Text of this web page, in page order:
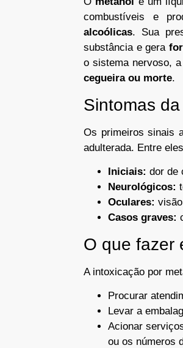
combustíveis e
alcoólicas. Sua
substância e gera
o sistema nervoso,
cegueira ou morte.
Sintomas
Os primeiros sinais
adulterada. Entre
Iniciais: dor de
Neurológicos:
Oculares:
Casos graves:
O que fazer
A intoxicação por
Procurar
Levar a
Acionar
ou os números